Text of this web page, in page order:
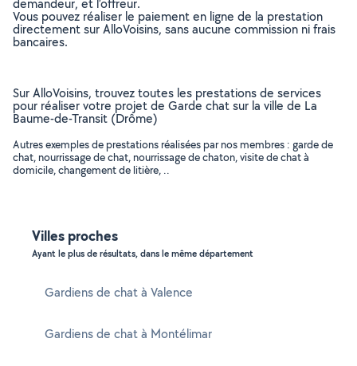
demandeur, et l’offreur.
Vous pouvez réaliser le paiement en ligne de la prestation
directement sur AlloVoisins, sans aucune commission ni frais
bancaires.
Sur AlloVoisins, trouvez toutes les prestations de services
pour réaliser votre projet de Garde chat sur la ville de La
Baume-de-Transit (Drôme)
Autres exemples de prestations réalisées par nos membres : garde de
chat, nourrissage de chat, nourrissage de chaton, visite de chat à
domicile, changement de litière, ..
Villes proches
Ayant le plus de résultats, dans le même département
Gardiens de chat à Valence
Gardiens de chat à Montélimar